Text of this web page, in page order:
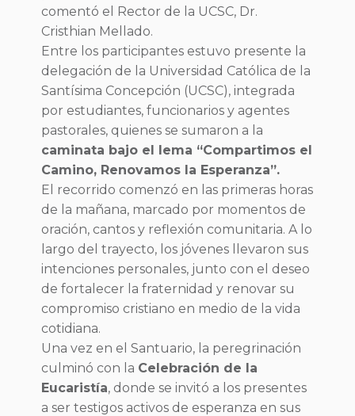
comentó el Rector de la UCSC, Dr.
Cristhian Mellado.
Entre los participantes estuvo presente la
delegación de la Universidad Católica de la
Santísima Concepción (UCSC), integrada
por estudiantes, funcionarios y agentes
pastorales, quienes se sumaron a la
caminata bajo el lema “Compartimos el
Camino, Renovamos la Esperanza”.
El recorrido comenzó en las primeras horas
de la mañana, marcado por momentos de
oración, cantos y reflexión comunitaria. A lo
largo del trayecto, los jóvenes llevaron sus
intenciones personales, junto con el deseo
de fortalecer la fraternidad y renovar su
compromiso cristiano en medio de la vida
cotidiana.
Una vez en el Santuario, la peregrinación
culminó con la Celebración de la
Eucaristía, donde se invitó a los presentes
a ser testigos activos de esperanza en sus